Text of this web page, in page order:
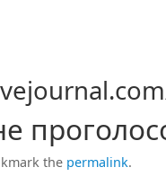
the permalink.